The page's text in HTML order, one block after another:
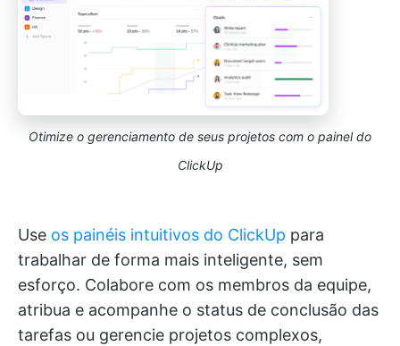
Otimize o gerenciamento de seus projetos com o painel do
ClickUp
Use os painéis intuitivos do ClickUp para
trabalhar de forma mais inteligente, sem
esforço. Colabore com os membros da equipe,
atribua e acompanhe o status de conclusão das
tarefas ou gerencie projetos complexos,